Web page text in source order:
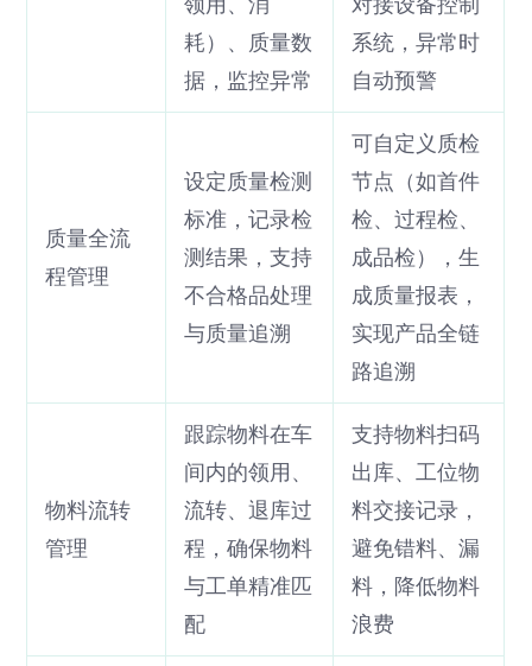
领用、消
耗）、质量数
据，监控异常
对接设备控制
系统，异常时
自动预警
质量全流
程管理
设定质量检测
标准，记录检
测结果，支持
不合格品处理
与质量追溯
可自定义质检
节点（如首件
检、过程检、
成品检），生
成质量报表，
实现产品全链
路追溯
物料流转
管理
跟踪物料在车
间内的领用、
流转、退库过
程，确保物料
与工单精准匹
配
支持物料扫码
出库、工位物
料交接记录，
避免错料、漏
料，降低物料
浪费